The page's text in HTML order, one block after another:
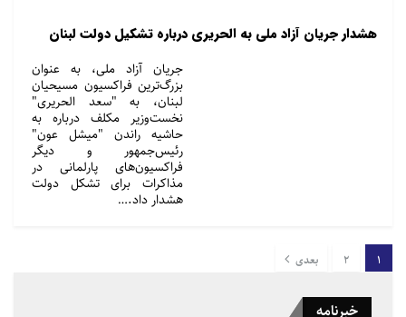
هشدار جریان آزاد ملی به الحریری درباره تشکیل دولت لبنان
جریان آزاد ملی، به عنوان
بزرگ‌ترین فراکسیون مسیحیان
لبنان، به "سعد الحریری"
نخست‌وزیر مکلف درباره به
حاشیه راندن "میشل عون"
رئیس‌جمهور و دیگر
فراکسیون‌های پارلمانی در
مذاکرات برای تشکل دولت
هشدار داد.…
1
2 بعدی
خبرنامه